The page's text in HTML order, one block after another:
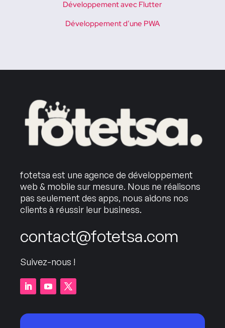
Développement avec Flutter
Développement d’une PWA
fotetsa est une agence de développement
web & mobile sur mesure. Nous ne réalisons
pas seulement des apps, nous aidons nos
clients à réussir leur business.
contact@fotetsa.com
Suivez-nous !